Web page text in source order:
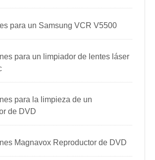
para un Samsung VCR V5500
para un limpiador de lentes láser
para la limpieza de un
de DVD
Magnavox Reproductor de DVD